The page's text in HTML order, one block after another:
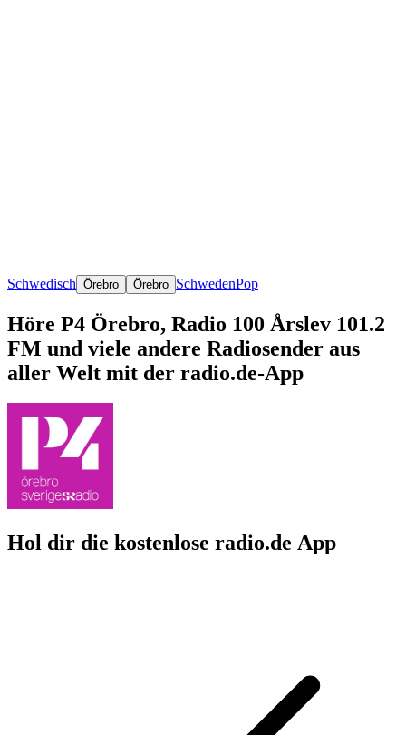
Schwedisch Örebro Örebro SchwedenPop
Höre P4 Örebro, Radio 100 Årslev 101.2
FM und viele andere Radiosender aus
aller Welt mit der radio.de-App
Hol dir die kostenlose radio.de App